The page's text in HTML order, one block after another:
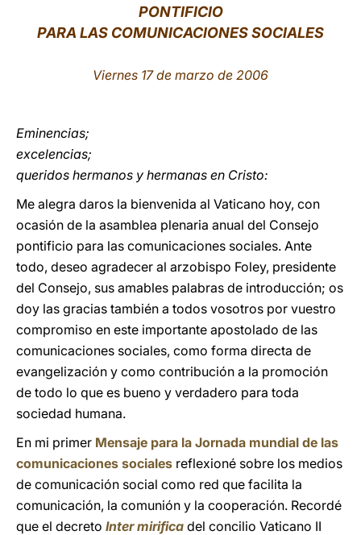
PONTIFICIO
PARA LAS COMUNICACIONES SOCIALES
Viernes 17 de marzo de 2006
Eminencias;
excelencias;
queridos hermanos y hermanas en Cristo:
Me alegra daros la bienvenida al Vaticano hoy, con
ocasión de la asamblea plenaria anual del Consejo
pontificio para las comunicaciones sociales. Ante
todo, deseo agradecer al arzobispo Foley, presidente
del Consejo, sus amables palabras de introducción; os
doy las gracias también a todos vosotros por vuestro
compromiso en este importante apostolado de las
comunicaciones sociales, como forma directa de
evangelización y como contribución a la promoción
de todo lo que es bueno y verdadero para toda
sociedad humana.
En mi primer Mensaje para la Jornada mundial de las
comunicaciones sociales reflexioné sobre los medios
de comunicación social como red que facilita la
comunicación, la comunión y la cooperación. Recordé
que el decreto Inter mirifica del concilio Vaticano II